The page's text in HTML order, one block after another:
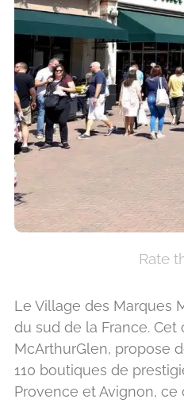
Rate
Le Village des Marques
du sud de la France.
McArthurGlen, propose
110 boutiques de
Provence et Avignon,